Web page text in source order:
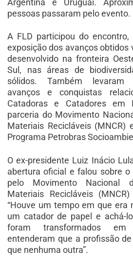
pessoas passaram pelo evento.
A FLD participou do
exposição dos avanços obtidos
desenvolvido na fronteira
Sul, nas áreas de
sólidos. Também levaram
avanços e conquistas
Catadoras e Catadores em
parceria do Movimento
Materiais Recicláveis (MNCR)
Programa Petrobras
O ex-presidente Luiz Inácio
abertura oficial e falou sobre
pelo Movimento Nacional
Materiais Recicláveis
“Houve um tempo em que era
um catador de papel e achá-
foram transformados
entenderam que a profissão
que nenhuma outra”.